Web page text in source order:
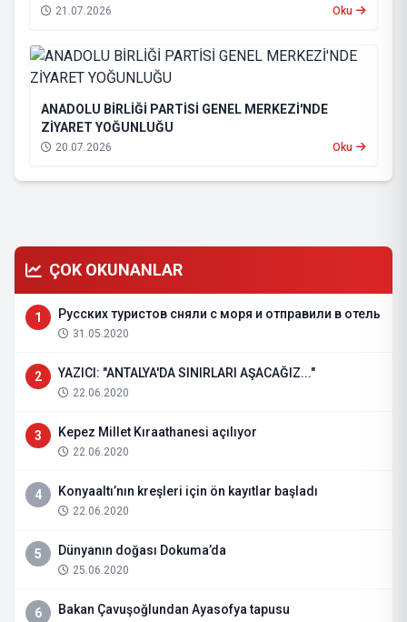
GENEL MERKEZDE YANKILANDI
21.07.2026 Oku
ANADOLU BİRLİĞİ PARTİSİ GENEL MERKEZİ'NDE
ZİYARET YOĞUNLUĞU
20.07.2026 Oku
ÇOK OKUNANLAR
1 Русских туристов сняли с моря и отправили в отель
31.05.2020
2 YAZICI: "ANTALYA'DA SINIRLARI AŞACAĞIZ..."
22.06.2020
3 Kepez Millet Kıraathanesi açılıyor
22.06.2020
4 Konyaaltı’nın kreşleri için ön kayıtlar başladı
22.06.2020
5 Dünyanın doğası Dokuma’da
25.06.2020
6 Bakan Çavuşoğlundan Ayasofya tapusu